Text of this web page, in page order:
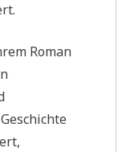
Roman